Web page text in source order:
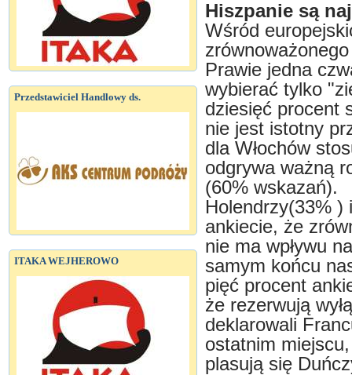
Przedstawiciel Handlowy ds.
ITAKA WEJHEROWO
Hiszpanie są
Wśród
Prawie jedna
wybierać tylko
dziesięć procent
nie jest istotny
dla Włochów
odgrywa ważną
(60% wskazań).
Holendrzy(33% )
ankiecie, że
nie ma wpływu
samym końcu
pięć procent
że rezerwują
deklarowali
ostatnim
plasują się